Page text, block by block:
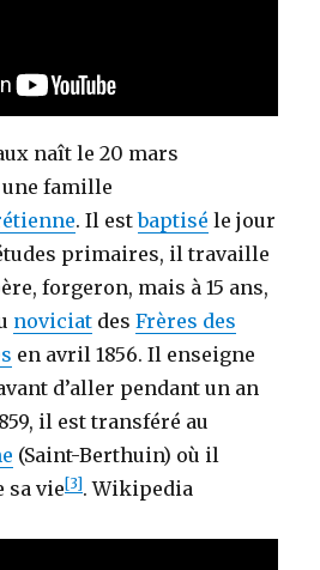
naît le 20 mars
une famille
. Il estbaptisé le jour
primaires, il travaille
forgeron, mais à 15 ans,
noviciat desFrères des
en avril 1856. Il enseigne
d’aller pendant un an
il est transféré au
(Saint-Berthuin) où il
sa vie[3]. Wikipedia